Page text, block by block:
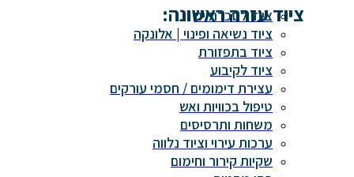
ציוד עזרה ראשונה:
ציוד לסכרתיים
ציוד נשיאה ופינוי | אלונקה
ציוד בתפזורת
ציוד לקיבוע
עצירת דימומים / חסמי עורקים
טיפול בכוויות ואש
משחות ותרסיסים
ערכות עירוי וציוד נלווה
שקיות קירור וחימום